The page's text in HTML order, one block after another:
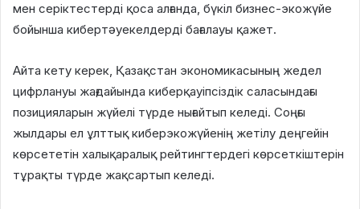
мен серіктестерді қоса алғанда, бүкіл бизнес-экожүйе
бойынша кибертәуекелдерді бағалауы қажет.
Айта кету керек, Қазақстан экономикасының жедел
цифрлануы жағдайында киберқауіпсіздік саласындағы
позицияларын жүйелі түрде нығайтып келеді. Соңғы
жылдары ел ұлттық киберэкожүйенің жетілу деңгейін
көрсететін халықаралық рейтингтердегі көрсеткіштерін
тұрақты түрде жақсартып келеді.